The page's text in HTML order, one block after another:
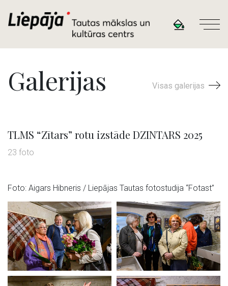
Galerijas Visas galerijas
TLMS “Zītars” rotu izstāde DZINTARS 2025
23 foto
Foto: Aigars Hibneris / Liepājas Tautas fotostudija “Fotast”